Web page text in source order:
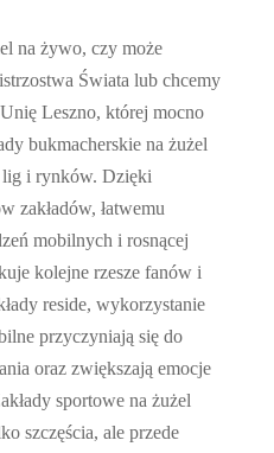
na żywo, czy może
Świata lub chcemy
Leszno, której mocno
bukmacherskie na żużel
lig i rynków. Dzięki
zakładów, łatwemu
mobilnych i rosnącej
kolejne rzesze fanów i
reside, wykorzystanie
przyczyniają się do
oraz zwiększają emocje
sportowe na żużel
szczęścia, ale przede